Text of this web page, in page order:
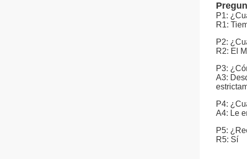
P1:
R1:
P2:
R2: El
P3:
A3:
P4:
A4: Le
P5:
R5: Sí